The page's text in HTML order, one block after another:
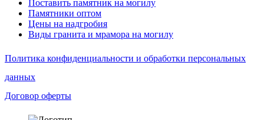
Поставить памятник на могилу
Памятники оптом
Цены на надгробия
Виды гранита и мрамора на могилу
Политика конфиденциальности и обработки персональных
данных
Договор оферты